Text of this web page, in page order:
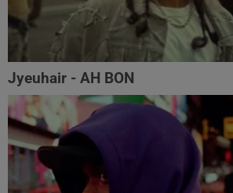
Jyeuhair - AH BON